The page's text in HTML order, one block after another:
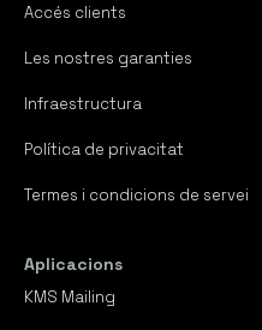
Certificats SSL
Diagnostica el teu domini
Accés clients
Les nostres garanties
Infraestructura
Política de privacitat
Termes i condicions de servei
Aplicacions
KMS Mailing